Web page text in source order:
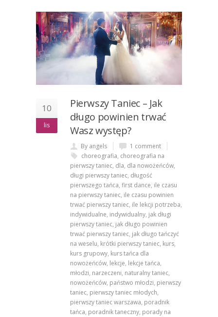
10
lis
Pierwszy Taniec – Jak
długo powinien trwać
Wasz występ?
By angels
1 comment
choreografia, choreografia na
pierwszy taniec, dla, dla nowożeńców,
długi pierwszy taniec, długość
pierwszego tańca, first dance, ile czasu
na pierwszy taniec, ile czasu powinien
trwać pierwszy taniec, ile lekcji potrzeba,
indywidualne, indywidualny, jak długi
pierwszy taniec, jak długo powinien
trwać pierwszy taniec, jak długo tańczyć
na weselu, krótki pierwszy taniec, kurs,
kurs grupowy, kurs tańca dla
nowożeńców, lekcje, lekcje tańca,
młodzi, narzeczeni, naturalny taniec,
nowożeńców, państwo młodzi, pierwszy
taniec, pierwszy taniec młodych,
pierwszy taniec warszawa, poradnik
tańca, poradnik taneczny, porady na